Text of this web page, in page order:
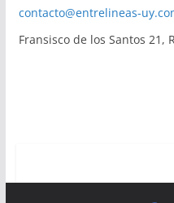
contacto@entrelineas-
Fransisco de los Santos 21,